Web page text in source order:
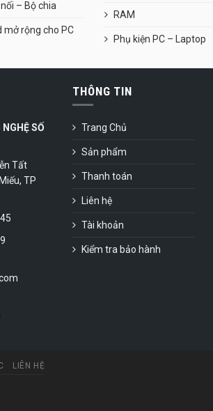
– Bộ chia
mở rộng cho PC
RAM
Phụ kiện PC – Laptop
SỐ
Tất
TP
THÔNG TIN
Trang Chủ
Sản phẩm
Thanh toán
Liên hệ
Tài khoản
Kiểm tra bảo hành
LIÊN HỆ